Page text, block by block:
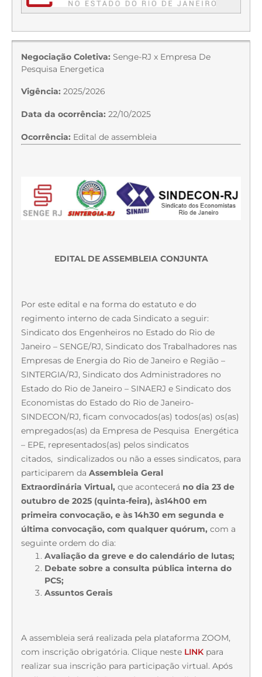
Negociação Coletiva: Senge-RJ x Empresa De
Pesquisa Energetica
Vigência: 2025/2026
Data da ocorrência: 22/10/2025
Ocorrência: Edital de assembleia
EDITAL DE ASSEMBLEIA CONJUNTA
Por este edital e na forma do estatuto e do
regimento interno de cada Sindicato a seguir:
Sindicato dos Engenheiros no Estado do Rio de
Janeiro – SENGE/RJ, Sindicato dos Trabalhadores nas
Empresas de Energia do Rio de Janeiro e Região –
SINTERGIA/RJ, Sindicato dos Administradores no
Estado do Rio de Janeiro – SINAERJ e Sindicato dos
Economistas do Estado do Rio de Janeiro-
SINDECON/RJ, ficam convocados(as) todos(as) os(as)
empregados(as) da Empresa de Pesquisa Energética
– EPE, representados(as) pelos sindicatos
citados, sindicalizados ou não a esses sindicatos, para
participarem da Assembleia Geral
Extraordinária Virtual, que acontecerá no dia 23 de
outubro de 2025 (quinta-feira), às14h00 em
primeira convocação, e às 14h30 em segunda e
última convocação, com qualquer quórum, com a
seguinte ordem do dia:
Avaliação da greve e do calendário de lutas;
Debate sobre a consulta pública interna do
PCS;
Assuntos Gerais
A assembleia será realizada pela plataforma ZOOM,
com inscrição obrigatória. Clique neste LINK para
realizar sua inscrição para participação virtual. Após